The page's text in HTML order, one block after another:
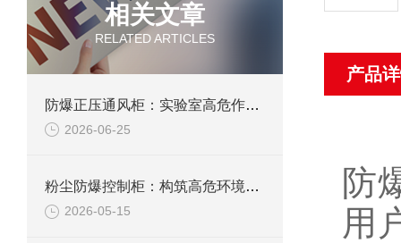
相关文章
RELATED ARTICLES
防爆正压通风柜：实验室高危作业的安全防护载体
2026-06-25
粉尘防爆控制柜：构筑高危环境下的电气安全屏障
2026-05-15
产品
防
用